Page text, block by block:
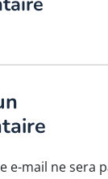
e-mail ne sera